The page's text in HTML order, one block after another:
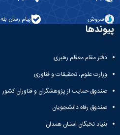
سروش پیام رسان بله
پیوندها
دفتر مقام معظم رهبری
وزارت علوم، تحقیقات و فناوری
صندوق حمایت از پژوهشگران و فناوران کشور
صندوق رفاه دانشجویان
بنیاد نخبگان استان همدان